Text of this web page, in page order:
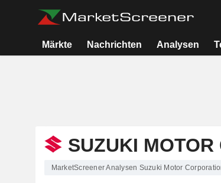
Märkte Nachrichten Analysen
SUZUKI MOTOR
MarketScreener Analysen Suzuki Motor